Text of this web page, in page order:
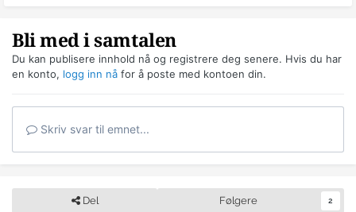
Bli med i samtalen
Du kan publisere innhold nå og registrere deg senere. Hvis du har
en konto, logg inn nå for å poste med kontoen din.
Skriv svar til emnet...
Del Følgere 2